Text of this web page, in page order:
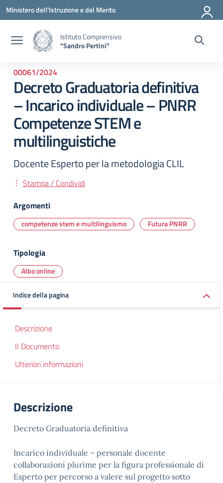
Vai ai contenuti
Vai al menu di navigazione
Vai al footer
Ministero dell'Istruzione e del Merito
Istituto Comprensivo
"Sandro Pertini"
00061/2024
Decreto Graduatoria definitiva
– Incarico individuale – PNRR
Competenze STEM e
multilinguistiche
Docente Esperto per la metodologia CLIL
Stampa / Condividi
Argomenti
competenze stem e multilinguismo Futura PNRR
Tipologia
Albo online
Indice della pagina
Descrizione
Il Documento
Ulteriori informazioni
Descrizione
Decreto Graduatoria definitiva
Incarico individuale – personale docente
collaborazioni plurime per la figura professionale di
Esperto per percorso a valere sul progetto sotto